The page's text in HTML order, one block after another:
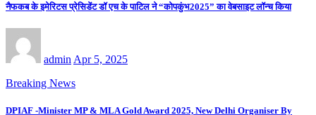
नैफकब के इमेरिटस प्रेसिडेंट डॉ एच के पाटिल ने “कोपकुंभ2025” का वेबसाइट लॉन्च किया
admin Apr 5, 2025
Breaking News
DPIAF -Minister MP & MLA Gold Award 2025, New Delhi Organiser By